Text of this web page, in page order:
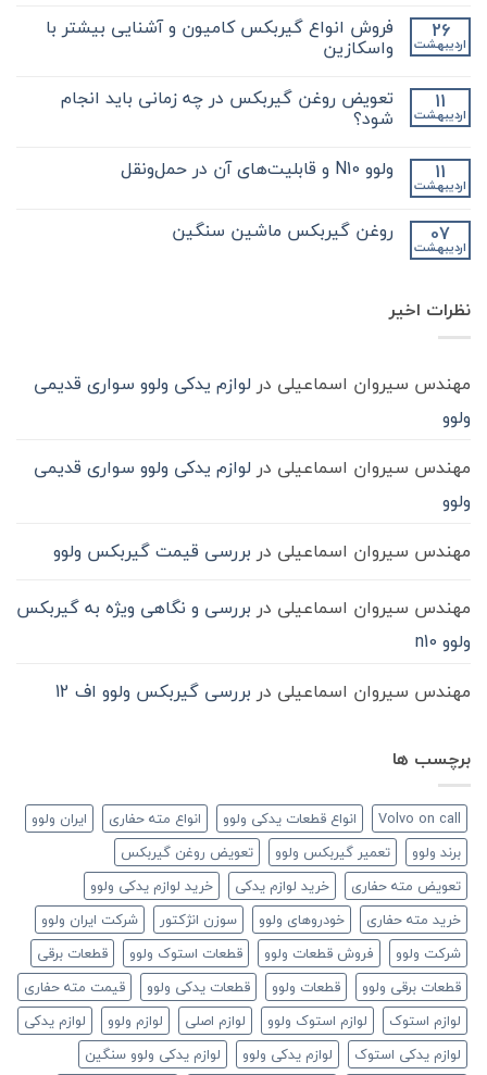
دیدگاهی
نکات
مهم
کلیدی
در
مورد
بکس
کامیون
باید
نشده 26
اردیبهشت
فروش انواع گیربکس کامیون و آشنایی بیشتر با
واسکازین
برای
فروش
انواع
و
آشنایی
واسکازین
ثبت
نشده 11
اردیبهشت
تعویض روغن گیربکس در چه زمانی باید انجام
شود؟
برای
تعویض
در
چه
ثبت
نشده 11
اردیبهشت
ولوو N10 و قابلیت‌های آن در حمل‌ونقل
ولوو
N10
حمل‌ونقل
ثبت
نشده 07
اردیبهشت
روغن گیربکس ماشین سنگین
گیربکس
ماشیننظرات اخیر
مهندس سیروان اسماعیلی در لوازم یدکی ولوو سواری قدیمی
ولوو
مهندس سیروان اسماعیلی در لوازم یدکی ولوو سواری قدیمی
ولوو
مهندس سیروان اسماعیلی در بررسی قیمت گیربکس ولوو
مهندس سیروان اسماعیلی در بررسی و نگاهی ویژه به گیربکس
ولوو n10
مهندس سیروان اسماعیلی در بررسی گیربکس ولوو اف 12
برچسب ها
Volvo on call انواع قطعات یدکی ولوو انواع مته حفاری
ایران ولوو
برند ولوو
تعمیر گیربکس ولوو
تعویض روغن گیربکس
تعویض مته حفاری
خرید لوازم یدکی
خرید لوازم یدکی ولوو
خرید مته حفاری
خودروهای ولوو سوزن انژکتور
شرکت ایران ولوو
شرکت ولوو
فروش قطعات ولوو قطعات استوک ولوو
قطعات برقی
قطعات برقی ولوو
قطعات ولوو قطعات یدکی ولوو
قیمت مته حفاری
لوازم استوک
لوازم استوک ولوو لوازم اصلی لوازم ولوو
لوازم یدکی
لوازم یدکی استوک
لوازم یدکی ولوو
لوازم یدکی ولوو سنگین